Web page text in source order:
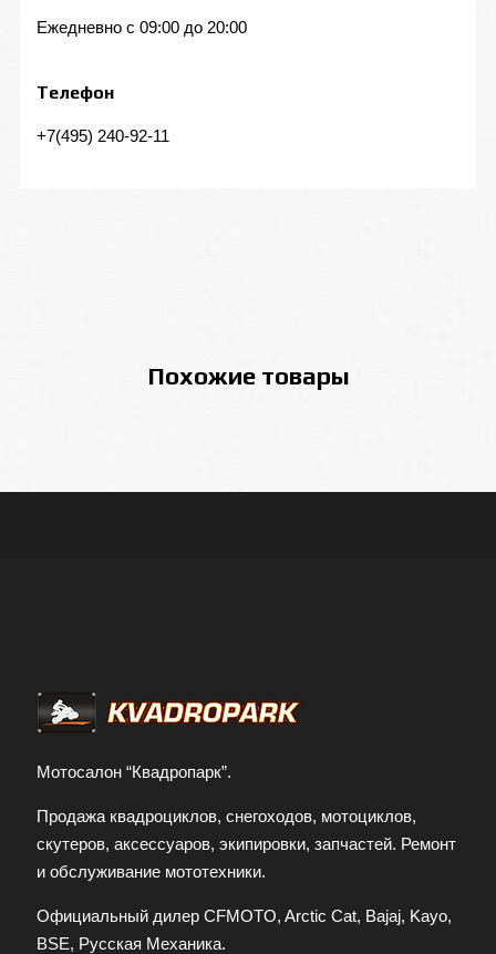
Ежедневно с 09:00 до 20:00
Телефон
+7(495) 240-92-11
Похожие товары
Мотосалон “Квадропарк”.
Продажа квадроциклов, снегоходов, мотоциклов,
скутеров, аксессуаров, экипировки, запчастей. Ремонт
и обслуживание мототехники.
Официальный дилер CFMOTO, Arctic Cat, Bajaj, Kayo,
BSE, Русская Механика.